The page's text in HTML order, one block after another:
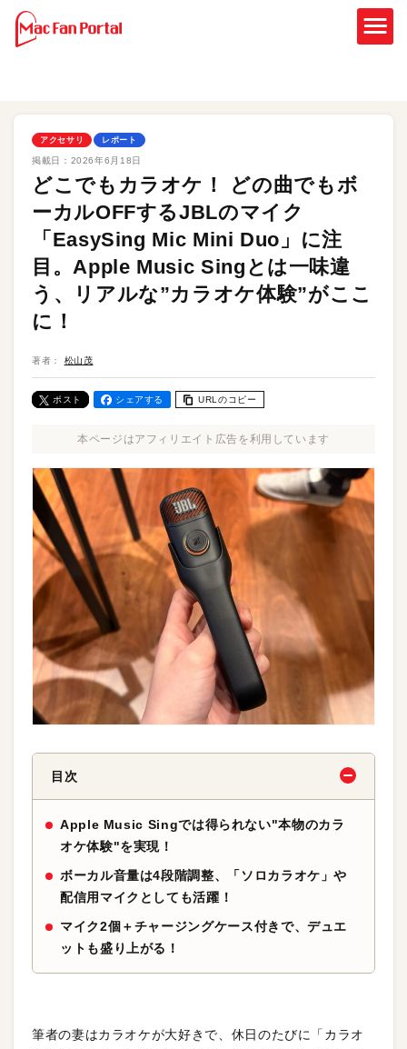
アクセサリ レポート
掲載日： 2026年6月18日
どこでもカラオケ！ どの曲でもボ
ーカルOFFするJBLのマイク
「EasySing Mic Mini Duo」に注
目。Apple Music Singとは一味違
う、リアルな”カラオケ体験”がここ
に！
著者： 松山茂
ポスト シェアする URLのコピー
本ページはアフィリエイト広告を利用しています
目次
Apple Music Singでは得られない"本物のカラ
オケ体験"を実現！
ボーカル音量は4段階調整、「ソロカラオケ」や
配信用マイクとしても活躍！
マイク2個＋チャージングケース付きで、デュエ
ットも盛り上がる！
筆者の妻はカラオケが大好きで、休日のたびに「カラオ